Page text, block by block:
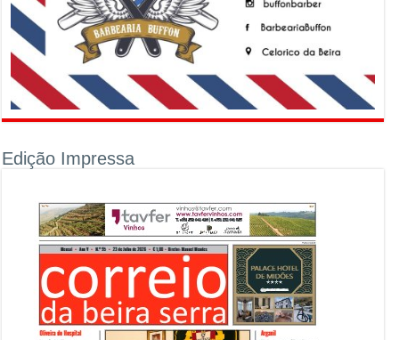
Edição Impressa